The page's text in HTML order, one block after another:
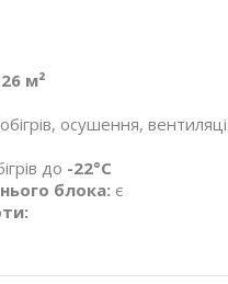
м²
осушення,
до -22°C
блока: є